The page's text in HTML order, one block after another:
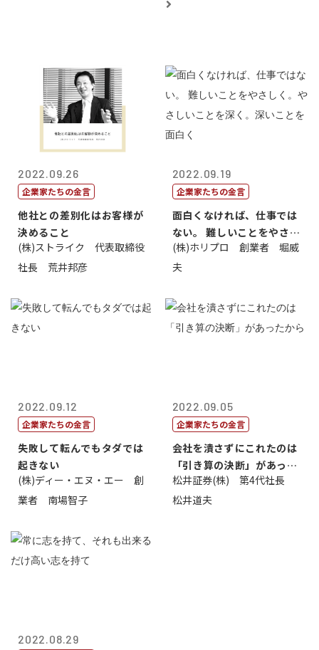
2022.09.26
企業家たちの金言
他社との差別化はお客様が
決めること
(株)ストライク 代表取締役
社長 荒井邦彦
2022.09.19
企業家たちの金言
面白くなければ、仕事では
ない。 難しいことをやさし
く。やさし...
(株)ホリプロ 創業者 堀威
夫
2022.09.12
企業家たちの金言
失敗して転んでもタダでは
起きない
(株)ディー・エヌ・エー 創
業者 南場智子
2022.09.05
企業家たちの金言
会社を潰さずにこれたのは
「引き算の決断」があった
から
松井証券(株) 第4代社長
松井道夫
2022.08.29